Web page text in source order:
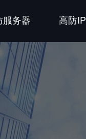
服务器 高防IP